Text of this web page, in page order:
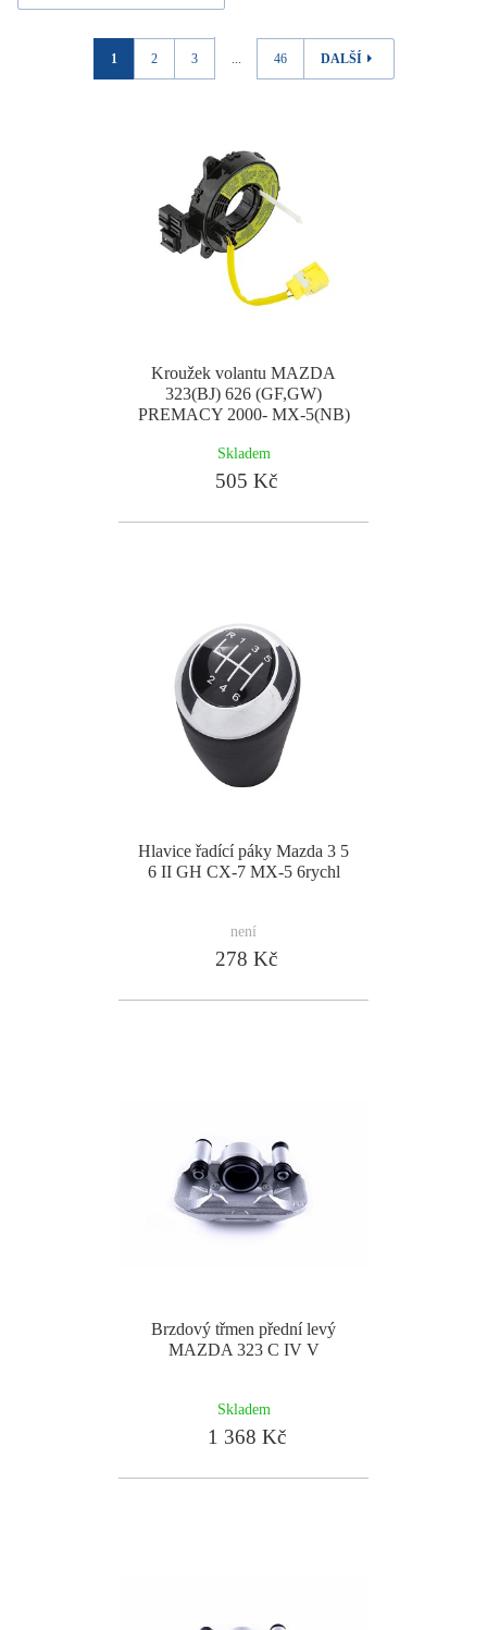
1 2 3 ... 46 DALŠÍ
Kroužek volantu MAZDA
323(BJ) 626 (GF,GW)
PREMACY 2000- MX-5(NB)
Skladem
505 Kč
Hlavice řadící páky Mazda 3 5
6 II GH CX-7 MX-5 6rychl
není
278 Kč
Brzdový třmen přední levý
MAZDA 323 C IV V
Skladem
1 368 Kč